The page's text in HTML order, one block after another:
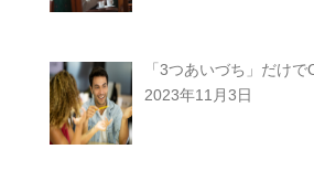
「3つあいづち」だけ
2023年11月3日